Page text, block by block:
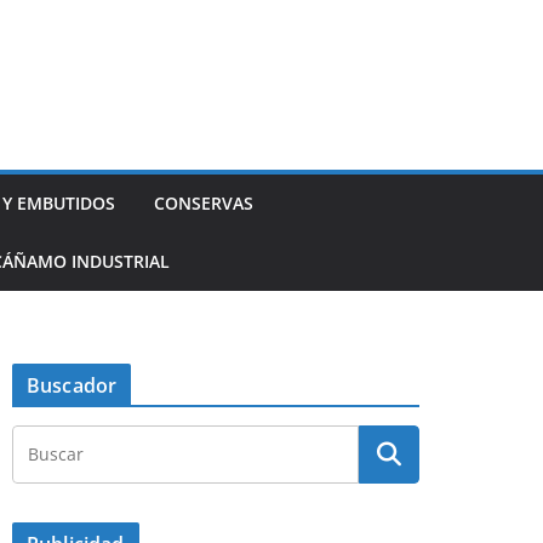
EMBUTIDOS CONSERVAS
INDUSTRIAL
Buscador